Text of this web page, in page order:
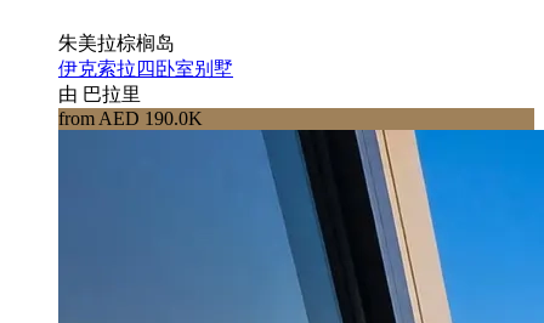
朱美拉棕榈岛
伊克索拉四卧室别墅
由 巴拉里
from AED 190.0K